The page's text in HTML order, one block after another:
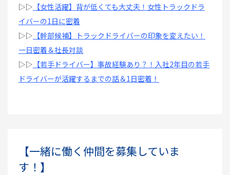
▷▷ 【女性活躍】背が低くても大丈夫！女性トラックドラ
イバーの1日に密着
▷▷ 【幹部候補】トラックドライバーの印象を変えたい！
一日密着＆社長対談
▷▷ 【若手ドライバー】事故経験あり？！入社2年目の若手
ドライバーが活躍するまでの話＆1日密着！
【一緒に働く仲間を募集していま
す！】